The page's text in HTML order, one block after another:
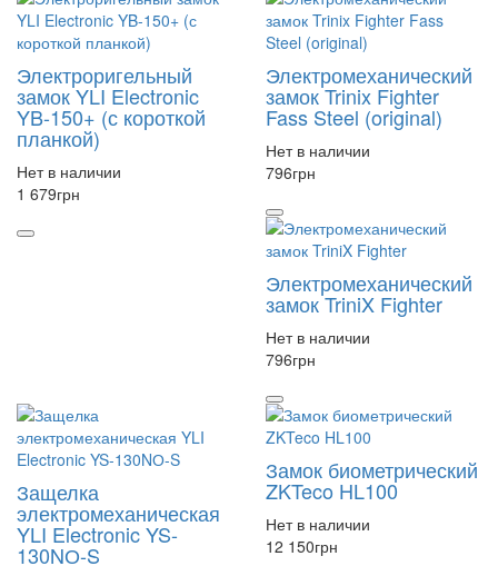
Электроригельный
замок YLI Electronic
YB-150+ (с короткой
планкой)
Нет в наличии
1 679грн
Электромеханический
замок Trinix Fighter
Fass Steel (original)
Нет в наличии
796грн
Электромеханический
замок TriniX Fighter
Нет в наличии
796грн
Защелка
электромеханическая
YLI Electronic YS-
130NО-S
Замок биометрический
ZKTeco HL100
Нет в наличии
12 150грн